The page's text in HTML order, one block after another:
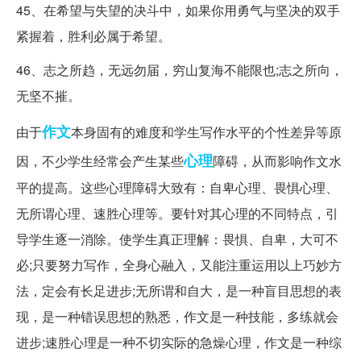
45、在希望与失望的决斗中，如果你用勇气与坚决的双手
紧握着，胜利必属于希望。
46、志之所趋，无远勿届，穷山复海不能限也;志之所向，
无坚不摧。
由于作文本身固有的难度和学生写作水平的个性差异等原
因，不少学生经常会产生某些心理障碍，从而影响作文水
平的提高。这些心理障碍大致有：自卑心理、畏惧心理、
无所谓心理、速胜心理等。要针对其心理的不同特点，引
导学生逐一消除。使学生真正理解：畏惧、自卑，大可不
必;只要努力写作，全身心融入，又能注重运用以上巧妙方
法，定会有长足进步;无所谓和自大，是一种盲目思想的表
现，是一种错误思想的熟悉，作文是一种技能，多练就会
进步;速胜心理是一种不切实际的急燥心理，作文是一种综